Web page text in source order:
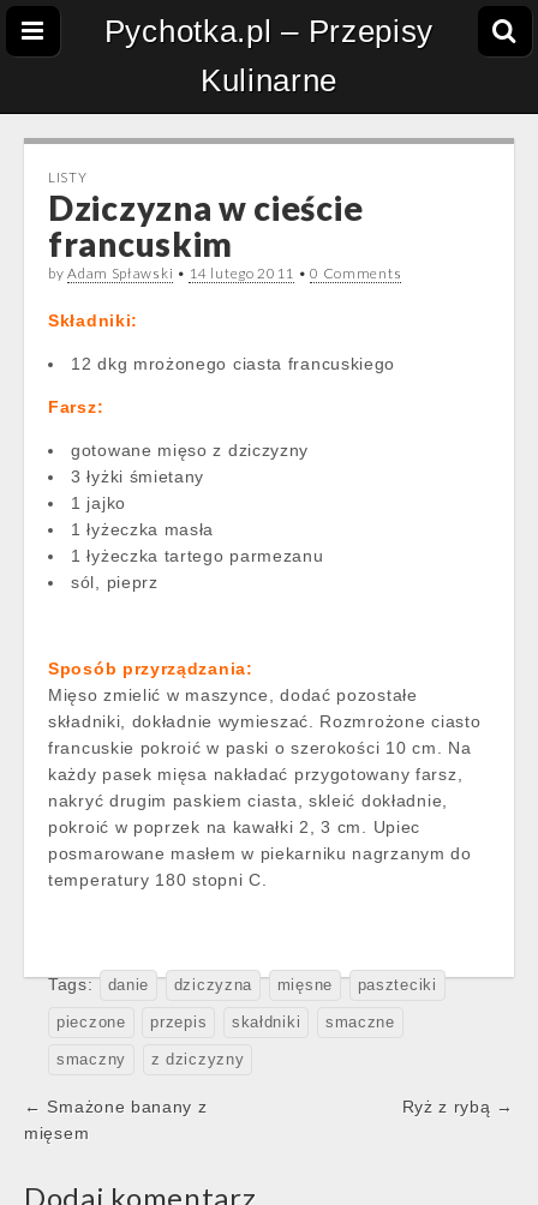
Pychotka.pl – Przepisy
Kulinarne
LISTY
Dziczyzna w cieście
francuskim
byAdam Spławski • 14 lutego 2011 •0 Comments
Składniki:
12 dkg mrożonego ciasta francuskiego
Farsz:
gotowane mięso z dziczyzny
3 łyżki śmietany
1 jajko
1 łyżeczka masła
1 łyżeczka tartego parmezanu
sól, pieprz
Sposób przyrządzania:
Mięso zmielić w maszynce, dodać pozostałe
składniki, dokładnie wymieszać. Rozmrożone ciasto
francuskie pokroić w paski o szerokości 10 cm. Na
każdy pasek mięsa nakładać przygotowany farsz,
nakryć drugim paskiem ciasta, skleić dokładnie,
pokroić w poprzek na kawałki 2, 3 cm. Upiec
posmarowane masłem w piekarniku nagrzanym do
temperatury 180 stopni C.
Tags: danie dziczyzna mięsne paszteciki
pieczone przepis skałdniki smaczne
smaczny z dziczyzny
Post
navigation
← Smażone banany z
mięsem
Ryż z rybą →
Dodaj komentarz